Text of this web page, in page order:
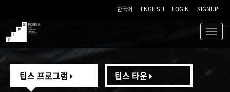
한국어 ENGLISH LOGIN SIGNUP
TIPS
팁스 프로그램 팁스 타운